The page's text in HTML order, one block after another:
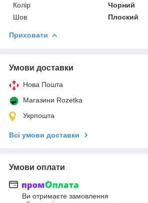
Колір
Чорний
Шов
Плоский
Приховати
Умови доставки
Нова Пошта
Магазини Rozetka
Укрпошта
Всі умови доставки
Умови оплати
Ви отримаєте замовлення